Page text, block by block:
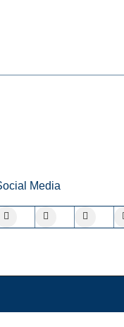
Media